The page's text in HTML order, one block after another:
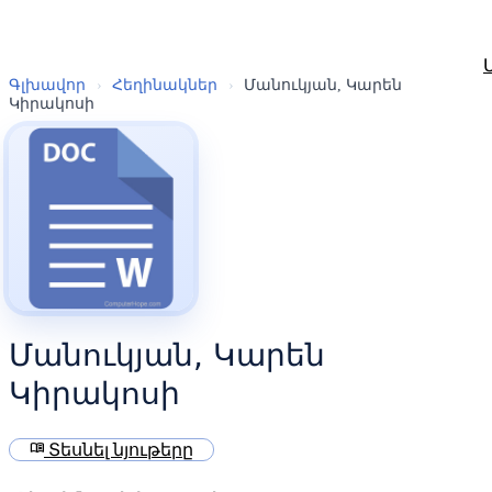
Գլխավոր › Հեղինակներ ›
Մանուկյան, Կարեն
Կիրակոսի
Մանուկյան, Կարեն
Կիրակոսի
menu_book Տեսնել նյութերը